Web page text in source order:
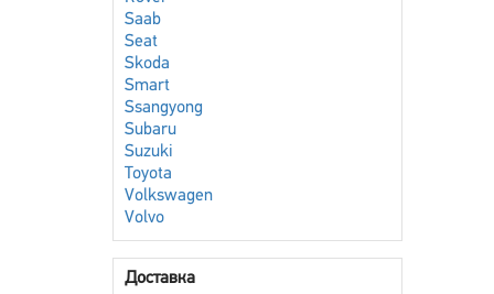
Saab
Seat
Skoda
Smart
Ssangyong
Subaru
Suzuki
Toyota
Volkswagen
Volvo
Доставка